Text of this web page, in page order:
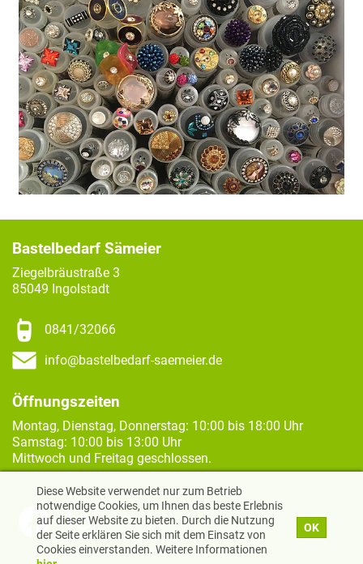
Bastelbedarf Sämeier
Ziegelbräustraße 3
85049 Ingolstadt
0841/32066
info@bastelbedarf-saemeier.de
Öffnungszeiten
Montag, Dienstag, Donnerstag: 10:00 bis 18:00 Uhr
Samstag: 10:00 bis 13:00 Uhr
Mittwoch und Freitag geschlossen.
Diese Website verwendet nur zum Betrieb
notwendige Cookies, um Ihnen das beste Erlebnis
auf dieser Website zu bieten. Durch die Nutzung
der Seite erklären Sie sich mit dem Einsatz von
Cookies einverstanden. Weitere Informationen
OK